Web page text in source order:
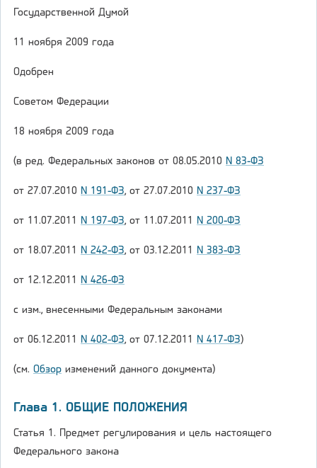
Государственной Думой
11 ноября 2009 года
Одобрен
Советом Федерации
18 ноября 2009 года
(в ред. Федеральных законов от 08.05.2010 N 83-ФЗ
от 27.07.2010 N 191-ФЗ, от 27.07.2010 N 237-ФЗ
от 11.07.2011 N 197-ФЗ, от 11.07.2011 N 200-ФЗ
от 18.07.2011 N 242-ФЗ, от 03.12.2011 N 383-ФЗ
от 12.12.2011 N 426-ФЗ
с изм., внесенными Федеральным законами
от 06.12.2011 N 402-ФЗ, от 07.12.2011 N 417-ФЗ)
(см. Обзор изменений данного документа)
Глава 1. ОБЩИЕ ПОЛОЖЕНИЯ
Статья 1. Предмет регулирования и цель настоящего
Федерального закона